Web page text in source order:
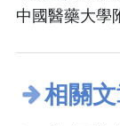
中國醫藥大學
相關